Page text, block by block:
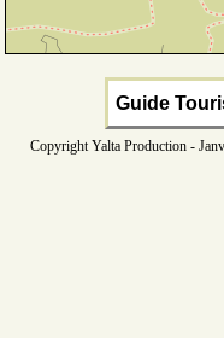
Guide
Copyright Yalta Production -